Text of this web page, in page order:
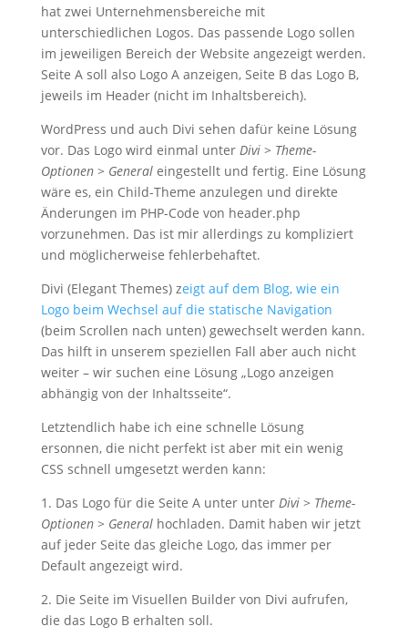
hat zwei Unternehmensbereiche mit
unterschiedlichen Logos. Das passende Logo sollen
im jeweiligen Bereich der Website angezeigt werden.
Seite A soll also Logo A anzeigen, Seite B das Logo B,
jeweils im Header (nicht im Inhaltsbereich).
WordPress und auch Divi sehen dafür keine Lösung
vor. Das Logo wird einmal unter Divi> Theme-
Optionen> Generaleingestellt und fertig. Eine Lösung
wäre es, ein Child-Theme anzulegen und direkte
Änderungen im PHP-Code von header.php
vorzunehmen. Das ist mir allerdings zu kompliziert
und möglicherweise fehlerbehaftet.
Divi (Elegant Themes) zeigt auf dem Blog, wie ein
Logo beim Wechsel auf die statische Navigation
(beim Scrollen nach unten) gewechselt werden kann.
Das hilft in unserem speziellen Fall aber auch nicht
weiter – wir suchen eine Lösung „Logo anzeigen
abhängig von der Inhaltsseite“.
Letztendlich habe ich eine schnelle Lösung
ersonnen, die nicht perfekt ist aber mit ein wenig
CSS schnell umgesetzt werden kann:
1. Das Logo für die Seite A unter unter Divi> Theme-
Optionen> Generalhochladen. Damit haben wir jetzt
auf jeder Seite das gleiche Logo, das immer per
Default angezeigt wird.
2. Die Seite im Visuellen Builder von Divi aufrufen,
die das Logo B erhalten soll.